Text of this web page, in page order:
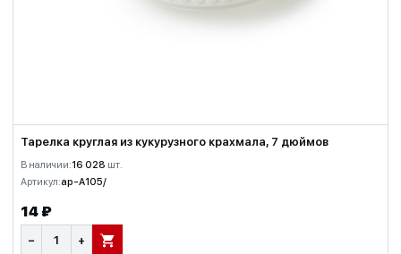
Тарелка круглая из кукурузного крахмала, 7 дюймов
В наличии:16 028 шт.
Артикул:ap-A105/
14 ₽
− + В КОРЗИНУ